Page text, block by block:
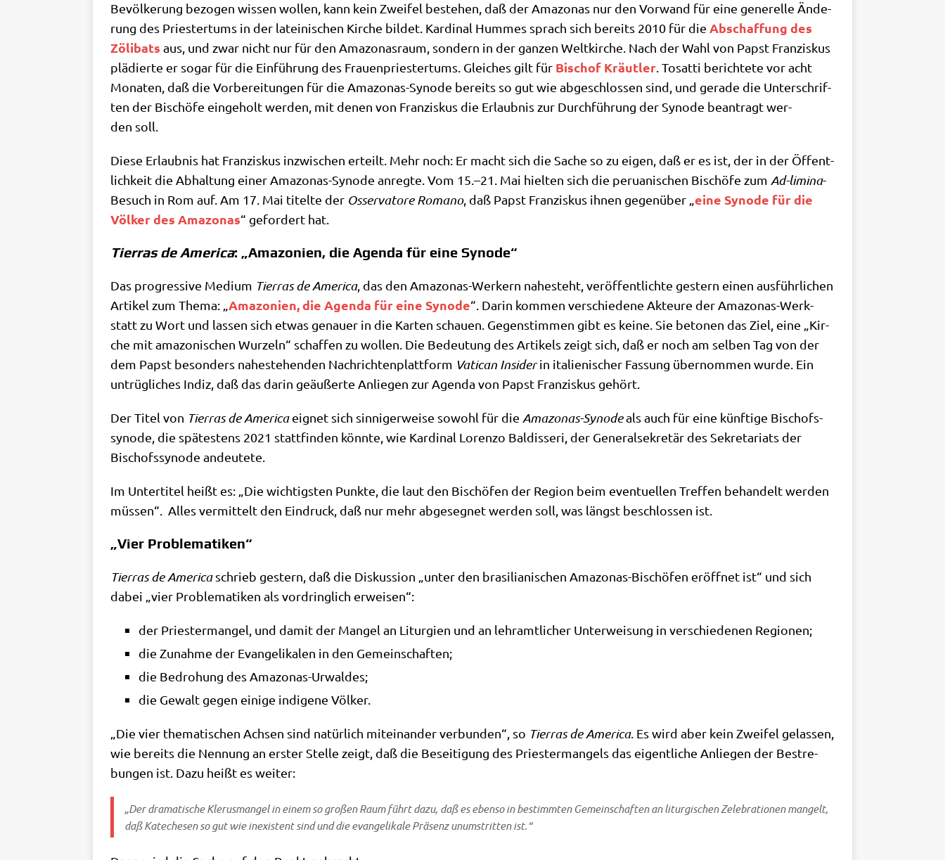
Bevöl­ke­rung bezo­gen wis­sen wol­len, kann kein Zwei­fel bestehen, daß der Ama­zo­nas nur den Vor­wand für eine gene­rel­le Ände­
rung des Prie­ster­tums in der latei­ni­schen Kir­che bil­det. Kar­di­nal Hum­mes sprach sich bereits 2010 für die Abschaf­fung des
Zöli­bats aus, und zwar nicht nur für den Ama­zo­nas­raum, son­dern in der gan­zen Welt­kir­che. Nach der Wahl von Papst Fran­zis­kus
plä­dier­te er sogar für die Ein­füh­rung des Frau­en­prie­ster­tums. Glei­ches gilt für Bischof Kräut­ler . Tosat­ti berich­te­te vor acht
Mona­ten, daß die Vor­be­rei­tun­gen für die Ama­zo­nas-Syn­ode bereits so gut wie abge­schlos­sen sind, und gera­de die Unter­schrif­
ten der Bischö­fe ein­ge­holt wer­den, mit denen von Fran­zis­kus die Erlaub­nis zur Durch­füh­rung der Syn­ode bean­tragt wer­
den soll.
Die­se Erlaub­nis hat Fran­zis­kus inzwi­schen erteilt. Mehr noch: Er macht sich die Sache so zu eigen, daß er es ist, der in der Öffent­
lich­keit die Abhal­tung einer Ama­zo­nas-Syn­ode anreg­te. Vom 15.–21. Mai hiel­ten sich die perua­ni­schen Bischö­fe zum Ad-limi­na-
Besuch in Rom auf. Am 17. Mai titel­te der Osser­va­to­re Roma­no, daß Papst Fran­zis­kus ihnen gegen­über „ eine Syn­ode für die
Völ­ker des Ama­zo­nas“ gefor­dert hat.
Tierras de America: „Amazonien, die Agenda für eine Synode“
Das pro­gres­si­ve Medi­um Tier­ras de Ame­ri­ca, das den Ama­zo­nas-Werk­ern nahe­steht, ver­öf­fent­lich­te gestern einen aus­führ­li­chen
Arti­kel zum The­ma: „ Ama­zo­ni­en, die Agen­da für eine Syn­ode“. Dar­in kom­men ver­schie­de­ne Akteu­re der Ama­zo­nas-Werk­
statt zu Wort und las­sen sich etwas genau­er in die Kar­ten schau­en. Gegen­stim­men gibt es kei­ne. Sie beto­nen das Ziel, eine „Kir­
che mit ama­zo­ni­schen Wur­zeln“ schaf­fen zu wol­len. Die Bedeu­tung des Arti­kels zeigt sich, daß er noch am sel­ben Tag von der
dem Papst beson­ders nahe­ste­hen­den Nach­rich­ten­platt­form Vati­can Insi­derin ita­lie­ni­scher Fas­sung über­nom­men wur­de. Ein
untrüg­li­ches Indiz, daß das dar­in geäu­ßer­te Anlie­gen zur Agen­da von Papst Fran­zis­kus gehört.
Der Titel von Tier­ras de Ame­ri­caeig­net sich sin­ni­ger­wei­se sowohl für die Ama­zo­nas-Syn­odeals auch für eine künf­ti­ge Bischofs­
syn­ode, die spä­te­stens 2021 statt­fin­den könn­te, wie Kar­di­nal Loren­zo Bal­dis­se­ri, der Gene­ral­se­kre­tär des Sekre­ta­ri­ats der
Bischofs­syn­ode andeutete.
Im Unter­ti­tel heißt es: „Die wich­tig­sten Punk­te, die laut den Bischö­fen der Regi­on beim even­tu­el­len Tref­fen behan­delt wer­den
müs­sen“. Alles ver­mit­telt den Ein­druck, daß nur mehr abge­seg­net wer­den soll, was längst beschlos­sen ist.
„Vier Problematiken“
Tier­ras de Ame­ri­caschrieb gestern, daß die Dis­kus­si­on „unter den bra­si­lia­ni­schen Ama­zo­nas-Bischö­fen eröff­net ist“ und sich
dabei „vier Pro­ble­ma­ti­ken als vor­dring­lich erweisen“:
der Prie­ster­man­gel, und damit der Man­gel an Lit­ur­gien und an lehr­amt­li­cher Unter­wei­sung in ver­schie­de­nen Regionen;
die Zunah­me der Evan­ge­li­ka­len in den Gemeinschaften;
die Bedro­hung des Amazonas-Urwaldes;
die Gewalt gegen eini­ge indi­ge­ne Völker.
„Die vier the­ma­ti­schen Ach­sen sind natür­lich mit­ein­an­der ver­bun­den“, so Tier­ras de Ame­ri­ca. Es wird aber kein Zwei­fel gelas­sen,
wie bereits die Nen­nung an erster Stel­le zeigt, daß die Besei­ti­gung des Prie­ster­man­gels das eigent­li­che Anlie­gen der Bestre­
bun­gen ist. Dazu heißt es weiter:
„Der dra­ma­ti­sche Kle­rus­man­gel in einem so gro­ßen Raum führt dazu, daß es eben­so in bestimm­ten Gemein­schaf­ten an lit­ur­gi­schen Zele­bra­tio­nen man­gelt,
daß Kate­che­sen so gut wie inexi­stent sind und die evan­ge­li­ka­le Prä­senz unum­strit­ten ist.“